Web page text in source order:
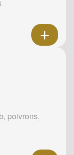
poivrons,